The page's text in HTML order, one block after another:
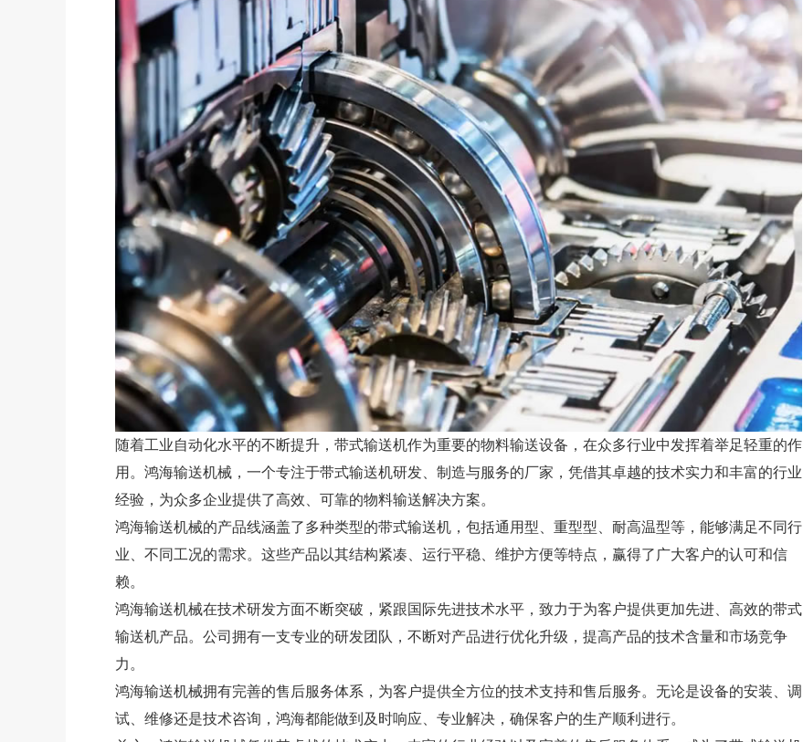
随着工业自动化水平的不断提升，带式输送机作为重要的物料输送设备，在众多行业中发挥着举足轻重的作
用。鸿海输送机械，一个专注于带式输送机研发、制造与服务的厂家，凭借其卓越的技术实力和丰富的行业
经验，为众多企业提供了高效、可靠的物料输送解决方案。
鸿海输送机械的产品线涵盖了多种类型的带式输送机，包括通用型、重型型、耐高温型等，能够满足不同行
业、不同工况的需求。这些产品以其结构紧凑、运行平稳、维护方便等特点，赢得了广大客户的认可和信
赖。
鸿海输送机械在技术研发方面不断突破，紧跟国际先进技术水平，致力于为客户提供更加先进、高效的带式
输送机产品。公司拥有一支专业的研发团队，不断对产品进行优化升级，提高产品的技术含量和市场竞争
力。
鸿海输送机械拥有完善的售后服务体系，为客户提供全方位的技术支持和售后服务。无论是设备的安装、调
试、维修还是技术咨询，鸿海都能做到及时响应、专业解决，确保客户的生产顺利进行。